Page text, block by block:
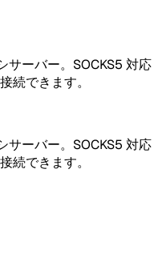
サーバー。SOCKS5 対応
続できます。
サーバー。SOCKS5 対応
続できます。